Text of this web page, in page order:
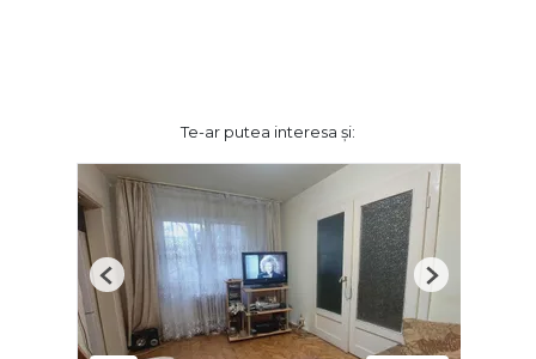
Te-ar putea interesa și:
Previous Next